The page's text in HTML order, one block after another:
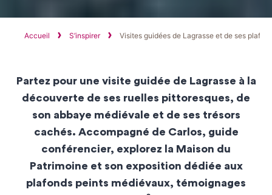
Accueil S’inspirer Visites guidées de Lagrasse et de ses
Partez pour une visite guidée de Lagrasse à la
découverte de ses ruelles pittoresques, de
son abbaye médiévale et de ses trésors
cachés. Accompagné de Carlos, guide
conférencier, explorez la Maison du
Patrimoine et son exposition dédiée aux
plafonds peints médiévaux, témoignages